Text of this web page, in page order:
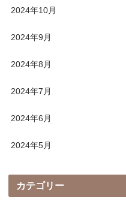
2024年10月
2024年9月
2024年8月
2024年7月
2024年6月
2024年5月
カテゴリー